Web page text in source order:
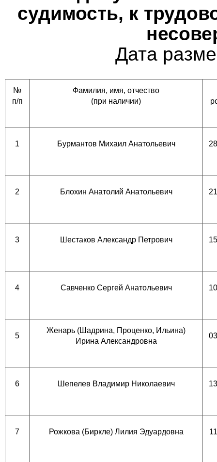
судимость, к
Дата
№
п/п
Фамилия, имя, отчество
(при наличии)
1 Бурмантов Михаил Анатольевич
2 Блохин Анатолий Анатольевич
3 Шестаков Александр Петрович
4 Савченко Сергей Анатольевич
5
Женарь (Шадрина, Проценко, Ильина)
Ирина Александровна
6 Шепелев Владимир Николаевич
7 Рожкова (Биркле) Лилия Эдуардовна